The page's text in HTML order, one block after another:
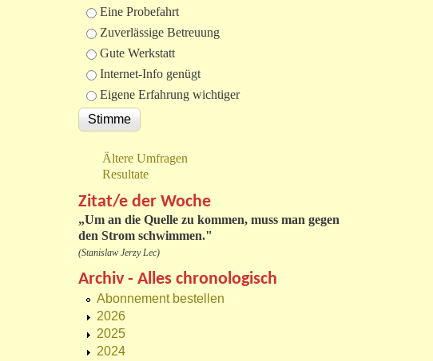
Eine Probefahrt
Zuverlässige Betreuung
Gute Werkstatt
Internet-Info genügt
Eigene Erfahrung wichtiger
Ältere Umfragen
Resultate
Zitat/e der Woche
„Um an die Quelle zu kommen, muss man gegen
den Strom schwimmen."
(Stanislaw Jerzy Lec)
Archiv - Alles chronologisch
Abonnement bestellen
2026
2025
2024